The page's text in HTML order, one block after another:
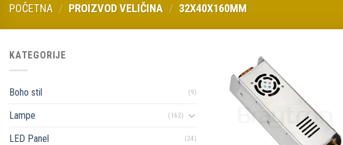
POČETNA / PROIZVOD VELIČINA / 32X40X160MM
KATEGORIJE
Boho stil (9)
Lampe (162)
LED Panel (24)